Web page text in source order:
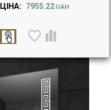
ЦІНА: 7955.22 UAH